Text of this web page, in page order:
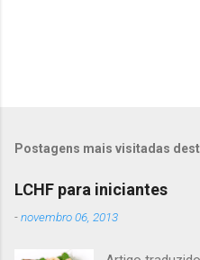
Postagens mais visitadas
LCHF para iniciantes
-novembro 06, 2013